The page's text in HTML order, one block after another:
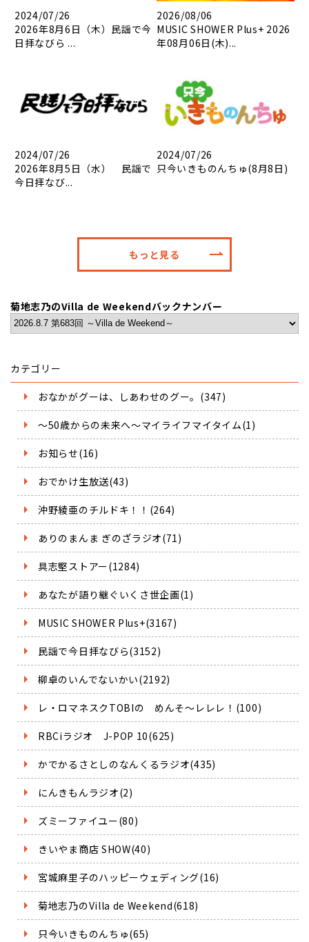
2024/07/26
2026年8月6日（木）民謡で今
日拝なびら ...
2026/08/06
MUSIC SHOWER Plus+ 2026
年08月06日(木)...
2024/07/26
2026年8月5日（水） 民謡で
今日拝なび...
2024/07/26
只今いきものんちゅ(8月8日)
もっと見る
菊地志乃のVilla de Weekendバックナンバー
カテゴリー
おなかがグーは、しあわせのグー。(347)
～50歳からの未来へ～マイライフマイタイム(1)
お知らせ(16)
おでかけ生放送(43)
沖野綾亜のチルドキ！！(264)
ありのまんま ぎのざラジオ(71)
具志堅ストアー(1284)
あなたが語り継ぐいくさ世企画(1)
MUSIC SHOWER Plus+(3167)
民謡で今日拝なびら(3152)
柳卓のいんでないかい(2192)
レ・ロマネスクTOBIの めんそ～レレレ！(100)
RBCiラジオ J-POP 10(625)
かでかるさとしのなんくるラジオ(435)
にんきもんラジオ(2)
ズミーファイユー(80)
きいやま商店 SHOW(40)
宮城麻里子のハッピーウェディング(16)
菊地志乃のVilla de Weekend(618)
只今いきものんちゅ(65)